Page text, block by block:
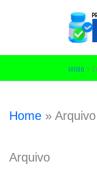
Início
Home » Arquivo
Arquivo